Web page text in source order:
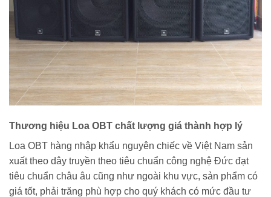
Thương hiệu Loa OBT chất lượng giá thành hợp lý
Loa OBT hàng nhập khẩu nguyên chiếc về Việt Nam sản
xuất theo dây truyền theo tiêu chuẩn công nghệ Đức đạt
tiêu chuẩn châu âu cũng như ngoài khu vực, sản phẩm có
giá tốt, phải trăng phù hợp cho quý khách có mức đầu tư